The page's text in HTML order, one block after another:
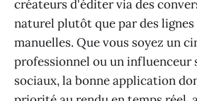
créateurs d'éditer via des
naturel plutôt que par des lignes
manuelles. Que vous soyez un
professionnel ou un influenceur
sociaux, la bonne application